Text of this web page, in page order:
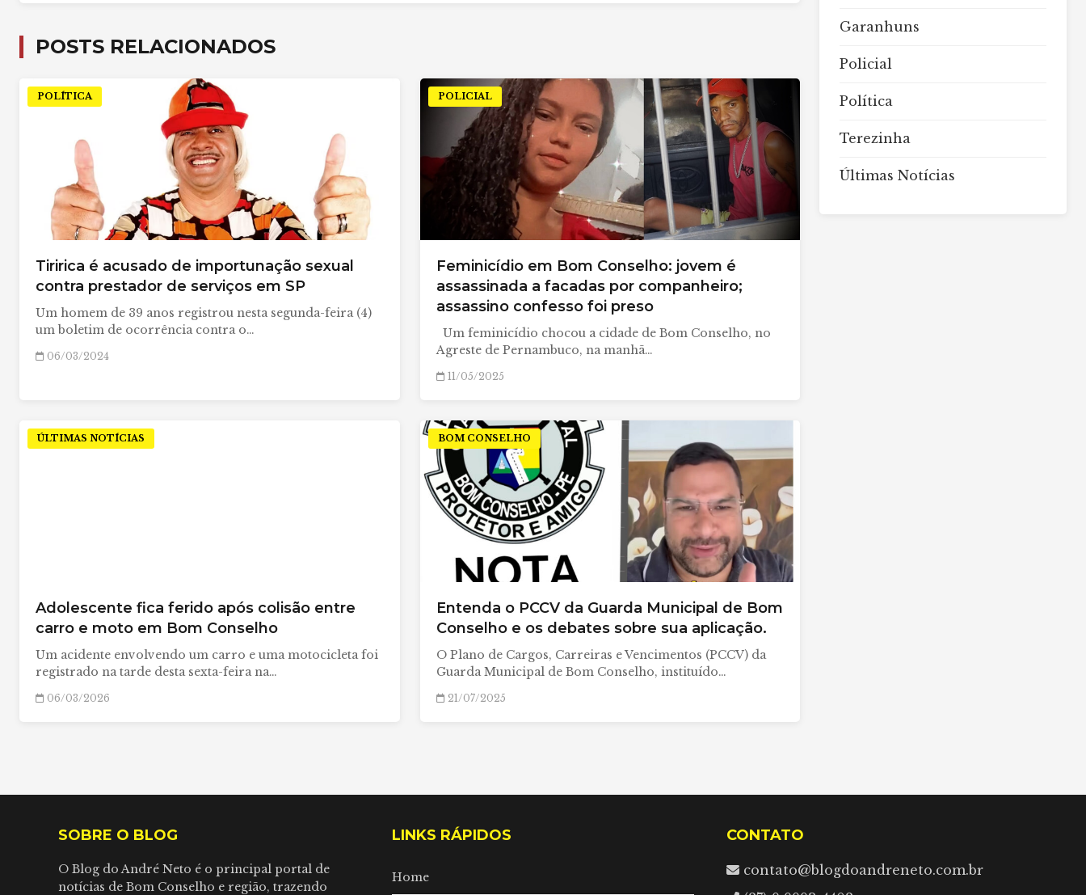
POSTS RELACIONADOS
POLÍTICA
Tiririca é acusado de importunação sexual
contra prestador de serviços em SP
Um homem de 39 anos registrou nesta segunda-feira (4)
um boletim de ocorrência contra o…
06/03/2024
POLICIAL
Feminicídio em Bom Conselho: jovem é
assassinada a facadas por companheiro;
assassino confesso foi preso
Um feminicídio chocou a cidade de Bom Conselho, no
Agreste de Pernambuco, na manhã…
11/05/2025
ÚLTIMAS NOTÍCIAS
Adolescente fica ferido após colisão entre
carro e moto em Bom Conselho
Um acidente envolvendo um carro e uma motocicleta foi
registrado na tarde desta sexta-feira na…
06/03/2026
BOM CONSELHO
Entenda o PCCV da Guarda Municipal de Bom
Conselho e os debates sobre sua aplicação.
O Plano de Cargos, Carreiras e Vencimentos (PCCV) da
Guarda Municipal de Bom Conselho, instituído…
21/07/2025
Garanhuns
Policial
Política
Terezinha
Últimas Notícias
SOBRE O BLOG
O Blog do André Neto é o principal portal de
notícias de Bom Conselho e região, trazendo
LINKS RÁPIDOS
Home
CONTATO
contato@blogdoandreneto.com.br